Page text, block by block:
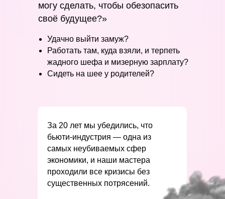
могу сделать, чтобы обезопасить
своё будущее?»
Удачно выйти замуж?
Работать там, куда взяли, и терпеть
жадного шефа и мизерную зарплату?
Сидеть на шее у родителей?
За 20 лет мы убедились, что
бьюти-индустрия — одна из
самых неубиваемых сфер
экономики, и наши мастера
проходили все кризисы без
существенных потрясений.